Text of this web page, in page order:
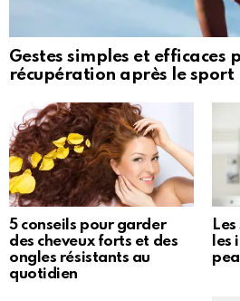
Gestes simples et efficaces
récupération après le sport
5 conseils pour garder
des cheveux forts et des
ongles résistants au
quotidien
les